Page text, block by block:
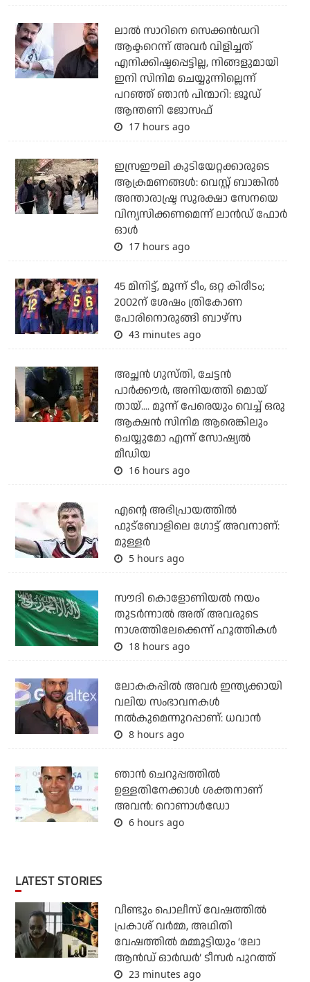
ലാല്‍ സാറിനെ സെക്കന്‍ഡറി
ആക്ടറെന്ന് അവര്‍ വിളിച്ചത്
എനിക്കിഷ്ടപ്പെട്ടില്ല, നിങ്ങളുമായി
ഇനി സിനിമ ചെയ്യുന്നില്ലെന്ന്
പറഞ്ഞ് ഞാന്‍ പിന്മാറി: ജൂഡ്
ആന്തണി ജോസഫ്
17 hours ago
ഇസ്രഈലി കുടിയേറ്റക്കാരുടെ
ആക്രമണങ്ങള്‍: വെസ്റ്റ് ബാങ്കില്‍
അന്താരാഷ്ട്ര സുരക്ഷാ സേനയെ
വിന്യസിക്കണമെന്ന് ലാന്‍ഡ് ഫോര്‍
ഓള്‍
17 hours ago
45 മിനിട്ട്, മൂന്ന് ടീം, ഒറ്റ കിരീടം;
2002ന് ശേഷം ത്രികോണ
പോരിനൊരുങ്ങി ബാഴ്‌സ
43 minutes ago
അച്ഛന്‍ ഗുസ്തി, ചേട്ടന്‍
പാര്‍ക്കൗര്‍, അനിയത്തി മൊയ്
തായ്.... മൂന്ന് പേരെയും വെച്ച് ഒരു
ആക്ഷന്‍ സിനിമ ആരെങ്കിലും
ചെയ്യുമോ എന്ന് സോഷ്യല്‍
മീഡിയ
16 hours ago
എന്റെ അഭിപ്രായത്തില്‍
ഫുട്‌ബോളിലെ ഗോട്ട് അവനാണ്:
മുള്ളര്‍
5 hours ago
സൗദി കൊളോണിയല്‍ നയം
തുടര്‍ന്നാല്‍ അത് അവരുടെ
നാശത്തിലേക്കെന്ന് ഹൂത്തികള്‍
18 hours ago
ലോകകപ്പിൽ അവര്‍ ഇന്ത്യക്കായി
വലിയ സംഭാവനകള്‍
നല്‍കുമെന്നുറപ്പാണ്: ധവാന്‍
8 hours ago
ഞാന്‍ ചെറുപ്പത്തില്‍
ഉള്ളതിനേക്കാള്‍ ശക്തനാണ്
അവന്‍: റൊണാള്‍ഡോ
6 hours ago
LATEST STORIES
വീണ്ടും പൊലീസ് വേഷത്തിൽ
പ്രകാശ് വർമ്മ, അഥിതി
വേഷത്തിൽ മമ്മൂട്ടിയും ‘ലോ
ആൻഡ് ഓർഡർ’ ടീസർ പുറത്ത്
23 minutes ago